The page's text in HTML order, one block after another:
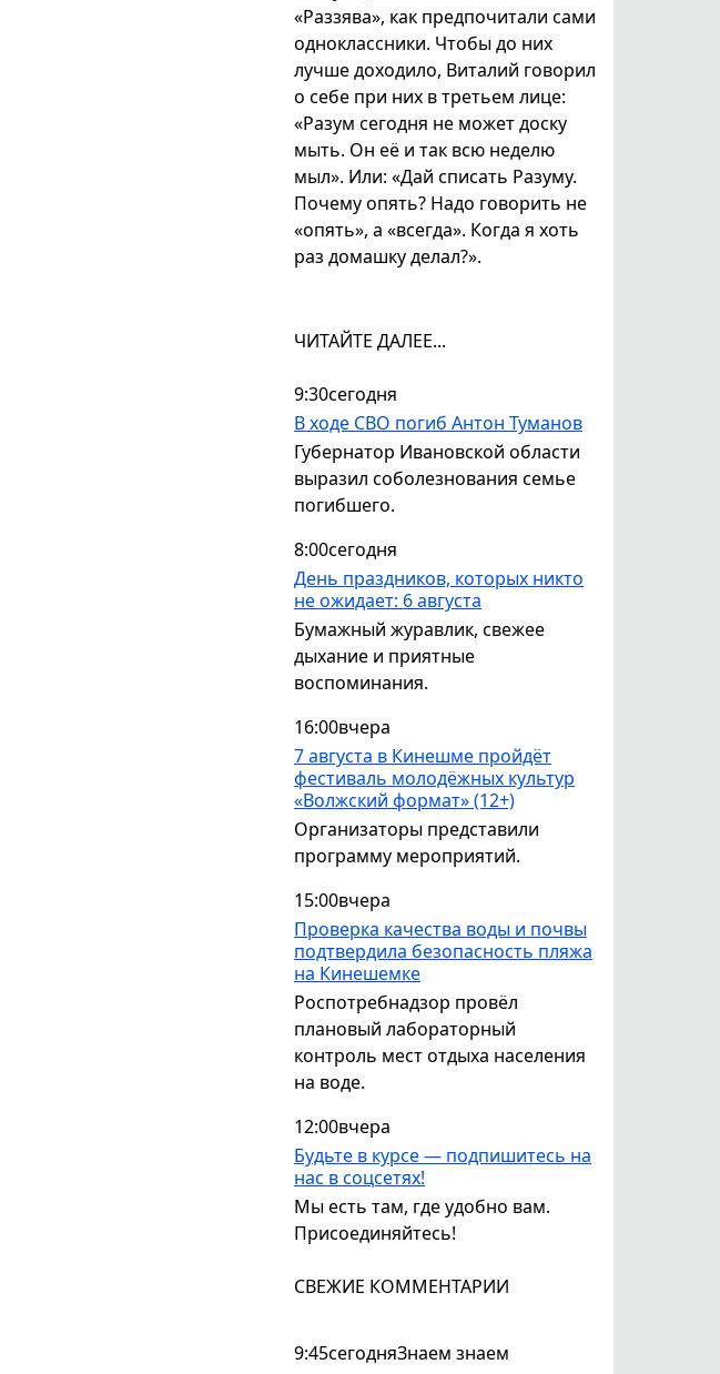
«Раззява», как предпочитали сами
одноклассники. Чтобы до них
лучше доходило, Виталий говорил
о себе при них в третьем лице:
«Разум сегодня не может доску
мыть. Он её и так всю неделю
мыл». Или: «Дай списать Разуму.
Почему опять? Надо говорить не
«опять», а «всегда». Когда я хоть
раз домашку делал?».
ЧИТАЙТЕ ДАЛЕЕ...
9:30сегодня
В ходе СВО погиб Антон Туманов
Губернатор Ивановской области
выразил соболезнования семье
погибшего.
8:00сегодня
День праздников, которых никто
не ожидает: 6 августа
Бумажный журавлик, свежее
дыхание и приятные
воспоминания.
16:00вчера
7 августа в Кинешме пройдёт
фестиваль молодёжных культур
«Волжский формат» (12+)
Организаторы представили
программу мероприятий.
15:00вчера
Проверка качества воды и почвы
подтвердила безопасность пляжа
на Кинешемке
Роспотребнадзор провёл
плановый лабораторный
контроль мест отдыха населения
на воде.
12:00вчера
Будьте в курсе — подпишитесь на
нас в соцсетях!
Мы есть там, где удобно вам.
Присоединяйтесь!
СВЕЖИЕ КОММЕНТАРИИ
9:45сегодняЗнаем знаем